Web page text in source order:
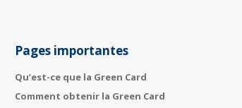
Pages importantes
Qu’est-ce que la Green Card
Comment obtenir la Green Card